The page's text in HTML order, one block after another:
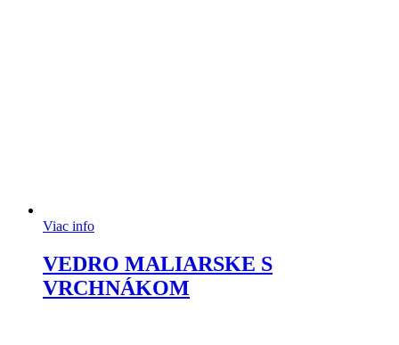
Viac info
VEDRO MALIARSKE S
VRCHNÁKOM